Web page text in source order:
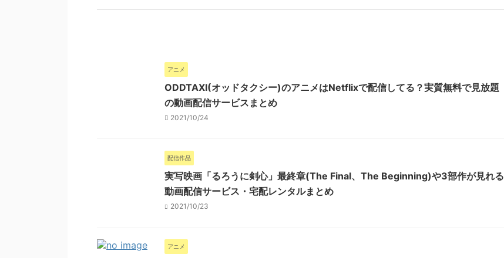
アニメ
ODDTAXI(オッドタクシー)のアニメはNetflixで配信してる？実質無料で見放題
の動画配信サービスまとめ
2021/10/24
配信作品
実写映画「るろうに剣心」最終章(The Final、The Beginning)や3部作が見れる
動画配信サービス・宅配レンタルまとめ
2021/10/23
アニメ